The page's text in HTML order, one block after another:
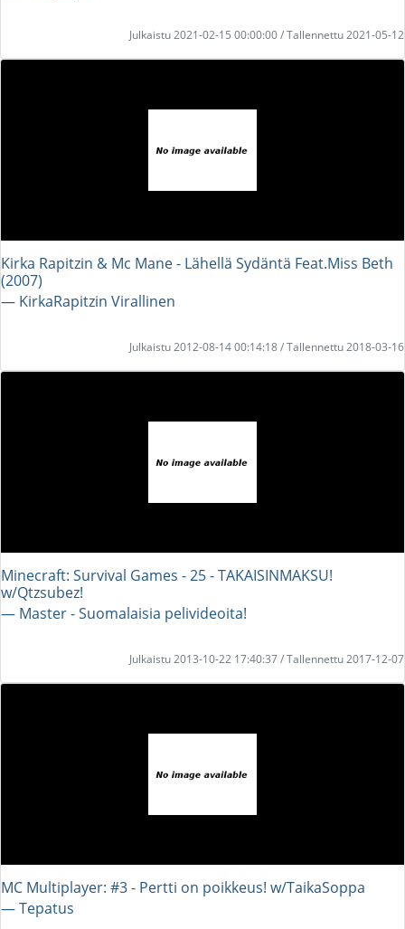
Julkaistu 2021-02-15 00:00:00 / Tallennettu 2021-05-12
Kirka Rapitzin & Mc Mane - Lähellä Sydäntä Feat.Miss Beth
(2007)
― KirkaRapitzin Virallinen
Julkaistu 2012-08-14 00:14:18 / Tallennettu 2018-03-16
Minecraft: Survival Games - 25 - TAKAISINMAKSU!
w/Qtzsubez!
― Master - Suomalaisia pelivideoita!
Julkaistu 2013-10-22 17:40:37 / Tallennettu 2017-12-07
MC Multiplayer: #3 - Pertti on poikkeus! w/TaikaSoppa
― Tepatus